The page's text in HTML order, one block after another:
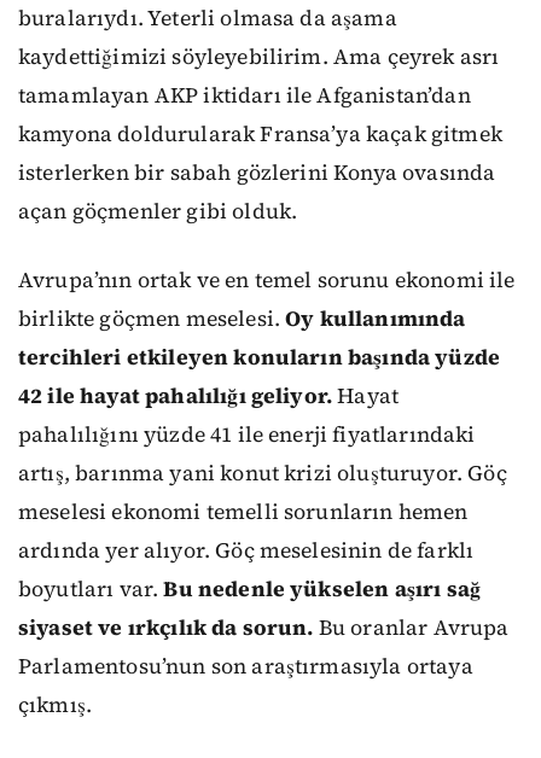
buralarıydı. Yeterli olmasa da aşama
kaydettiğimizi söyleyebilirim. Ama çeyrek asrı
tamamlayan AKP iktidarı ile Afganistan’dan
kamyona doldurularak Fransa’ya kaçak gitmek
isterlerken bir sabah gözlerini Konya ovasında
açan göçmenler gibi olduk.
Avrupa’nın ortak ve en temel sorunu ekonomi ile
birlikte göçmen meselesi.Oy kullanımında
tercihleri etkileyen konuların başında yüzde
42 ile hayat pahalılığı geliyor.Hayat
pahalılığını yüzde 41 ile enerji fiyatlarındaki
artış, barınma yani konut krizi oluşturuyor. Göç
meselesi ekonomi temelli sorunların hemen
ardında yer alıyor. Göç meselesinin de farklı
boyutları var.Bu nedenle yükselen aşırı sağ
siyaset ve ırkçılık da sorun. Bu oranlar Avrupa
Parlamentosu’nun son araştırmasıyla ortaya
çıkmış.